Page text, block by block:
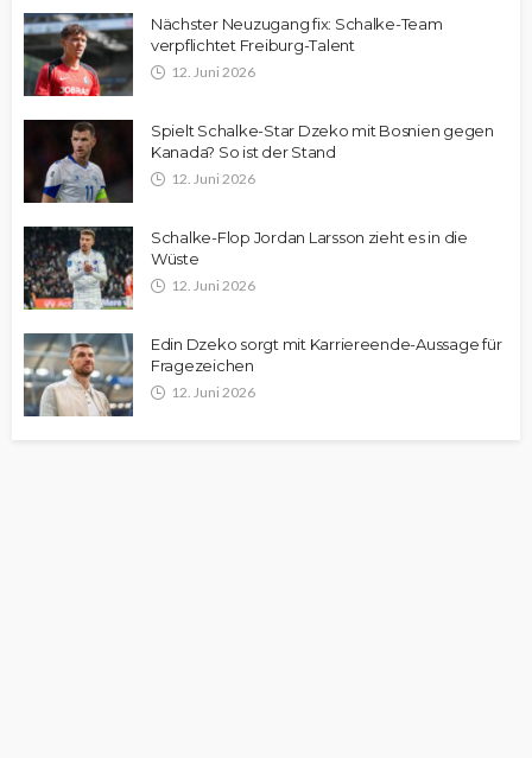
Nächster Neuzugang fix: Schalke-Team
verpflichtet Freiburg-Talent
12. Juni 2026
Spielt Schalke-Star Dzeko mit Bosnien gegen
Kanada? So ist der Stand
12. Juni 2026
Schalke-Flop Jordan Larsson zieht es in die
Wüste
12. Juni 2026
Edin Dzeko sorgt mit Karriereende-Aussage für
Fragezeichen
12. Juni 2026